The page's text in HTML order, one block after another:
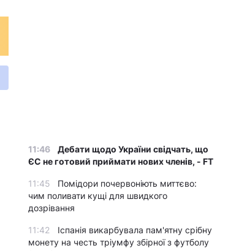
11:46
Дебати щодо України свідчать, що
ЄС не готовий приймати нових членів, - FT
11:45
Помідори почервоніють миттєво:
чим поливати кущі для швидкого
дозрівання
11:42
Іспанія викарбувала пам'ятну срібну
монету на честь тріумфу збірної з футболу